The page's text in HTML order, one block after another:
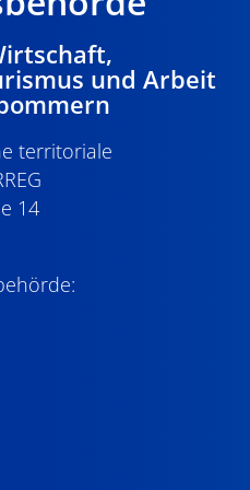
und Arbeit
territoriale
14